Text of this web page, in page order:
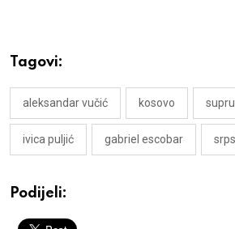
Tagovi:
aleksandar vučić kosovo
ivica puljić gabriel escobar
Podijeli: